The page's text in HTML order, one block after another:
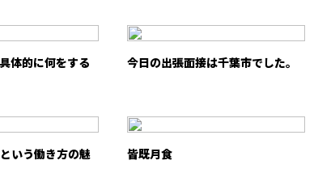
体的に何をする
今日の出張面接は千葉市でした。
いう働き方の魅
皆既月食